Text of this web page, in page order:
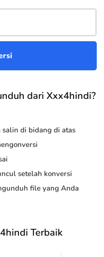
dari Xxx4hindi?
di bidang di atas
setelah konversi
file yang Anda
Terbaik